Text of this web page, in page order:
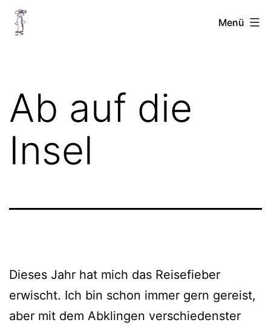
Zum
InhaltChellinchen
Menü
Ab auf die
Insel
Dieses Jahr hat mich das Reisefieber
erwischt. Ich bin schon immer gern gereist,
aber mit dem Abklingen verschiedenster